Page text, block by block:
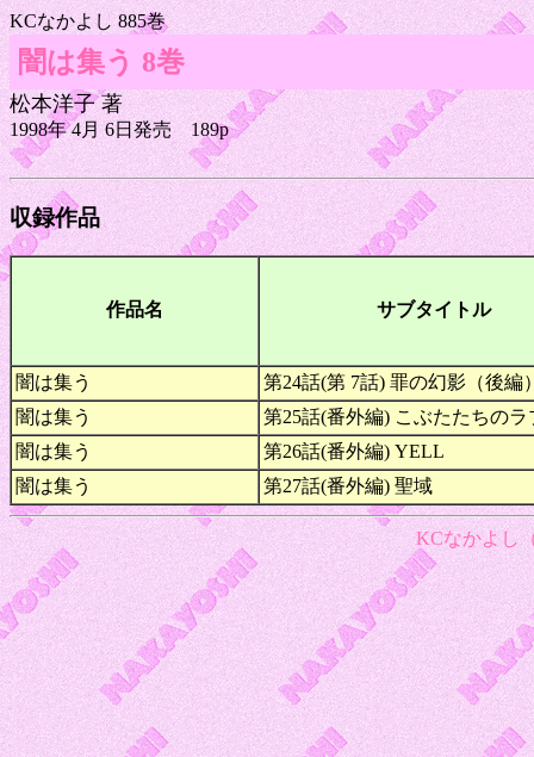
KCなかよし 885巻
闇は集う 8巻
松本洋子 著
1998年 4月 6日発売 189p
収録作品
作品名 サブタイトル
闇は集う
第24話(第 7話) 罪の幻影（後編
闇は集う
第25話(番外編) こぶたたちのラ
闇は集う
第26話(番外編) YELL
闇は集う
第27話(番外編) 聖域
KCなかよし